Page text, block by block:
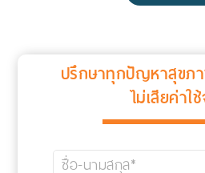
ปรึกษาทุกปัญหาสุขภ
ไม่เสียค่าใ